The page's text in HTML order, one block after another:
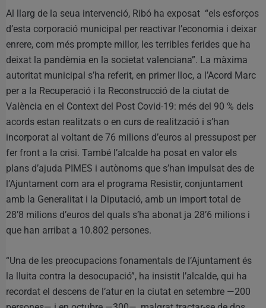
Al llarg de la seua intervenció, Ribó ha exposat “els esforços
d’esta corporació municipal per reactivar l’economia i deixar
enrere, com més prompte millor, les terribles ferides que ha
deixat la pandèmia en la societat valenciana”. La màxima
autoritat municipal s’ha referit, en primer lloc, a l’Acord Marc
per a la Recuperació i la Reconstrucció de la ciutat de
València en el Context del Post Covid-19: més del 90 % dels
acords estan realitzats o en curs de realització i s’han
incorporat al voltant de 76 milions d’euros al pressupost per
fer front a la crisi. També l’alcalde ha posat en valor els
plans d’ajuda PIMES i autònoms que s’han impulsat des de
l’Ajuntament com ara el programa Resistir, conjuntament
amb la Generalitat i la Diputació, amb un import total de
28’8 milions d’euros del quals s’ha abonat ja 28’6 milions i
que han arribat a 10.802 persones.
“Una de les preocupacions fonamentals de l’Ajuntament és
la lluita contra la desocupació”, ha insistit l’alcalde, qui ha
recordat el descens de l’atur en la ciutat en setembre —200